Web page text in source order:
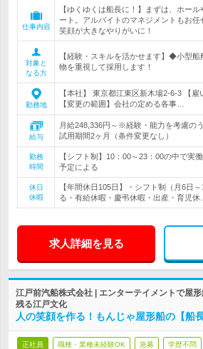
仕事内容
【ゆくゆくは船長に！】まずは、ホー
ート。アルバイトのマネジメントもお
笑顔が大きなやりがいに！
対象と
なる方
【経験・スキルを活かせます】◆小型
物を重視して採用します！
勤務地
【本社】 東京都江東区新木場2-6-3 【
【変更の範囲】会社の定める各事…
給与
月給248,336円～※経験・能力を考慮の
試用期間2ヶ月（条件変更なし）
勤務
時間
【シフト制】10：00～23：00の中で実
予定による
休日
休暇
【年間休日105日】・シフト制（月6日
る・有給休暇・慶弔休暇・出産・育児休…
求人詳細を見る
江戸前汽船株式会社 | エンターテイメントで屋
残る江戸文化
人の笑顔を作る！もんじゃ屋形船の【
正社員 職種・業種未経験OK 急募 学歴不問